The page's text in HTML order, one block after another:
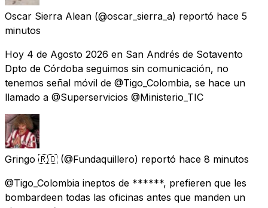
Oscar Sierra Alean (@oscar_sierra_a) reportó hace 5
minutos
Hoy 4 de Agosto 2026 en San Andrés de Sotavento
Dpto de Córdoba seguimos sin comunicación, no
tenemos señal móvil de @Tigo_Colombia, se hace un
llamado a @Superservicios @Ministerio_TIC
Gringo 🇷🇴 (@Fundaquillero) reportó hace 8 minutos
@Tigo_Colombia ineptos de ******, prefieren que les
bombardeen todas las oficinas antes que manden un